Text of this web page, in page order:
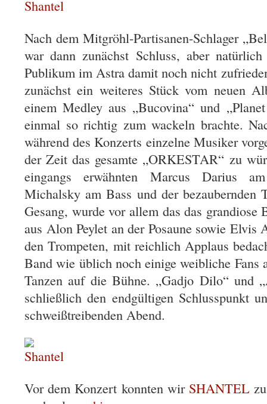
Nach dem Mitgröhl-Partisanen-Schlager
war dann zunächst Schluss, aber
Publikum im Astra damit noch nicht
zunächst ein weiteres Stück vom neuen
einem Medley aus „Bucovina“ und
einmal so richtig zum wackeln brachte.
während des Konzerts einzelne Musiker
der Zeit das gesamte „ORKESTAR“ zu
eingangs erwähnten Marcus Darius
Michalsky am Bass und der bezaubernden
Gesang, wurde vor allem das das grandiose
aus Alon Peylet an der Posaune sowie
den Trompeten, mit reichlich Applaus
Band wie üblich noch einige weibliche Fans
Tanzen auf die Bühne. „Gadjo Dilo“ und
schließlich den endgültigen Schlusspunkt
schweißtreibenden Abend.
Vor dem Konzert konnten wir SHANTEL